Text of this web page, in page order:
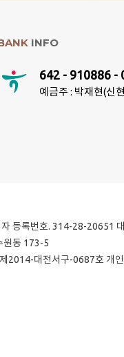
INFO
642 - 910886 -
예금주 : 박재현(신
등록번호. 314-28-20651
원동 173-5
2014-대전서구-0687호 개